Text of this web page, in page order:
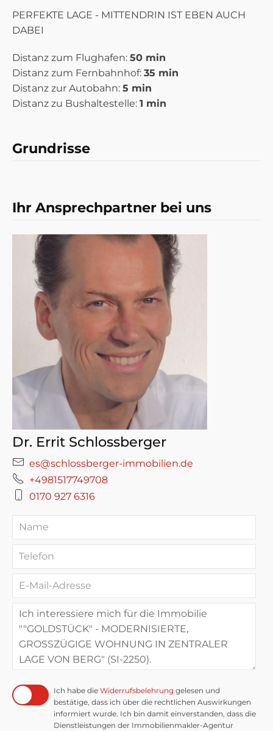
PERFEKTE LAGE - MITTENDRIN IST EBEN AUCH
DABEI
Distanz zum Flughafen: 50 min
Distanz zum Fernbahnhof: 35 min
Distanz zur Autobahn: 5 min
Distanz zu Bushaltestelle: 1 min
Grundrisse
Ihr Ansprechpartner bei uns
Dr. Errit Schlossberger
es@schlossberger-immobilien.de
+4981517749708
0170 927 6316
Ich habe die Widerrufsbelehrung gelesen und
bestätige, dass ich über die rechtlichen Auswirkungen
informiert wurde. Ich bin damit einverstanden, dass die
Dienstleistungen der Immobilienmakler-Agentur